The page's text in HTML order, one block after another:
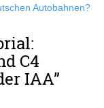
Autobahnen?
C4
IAA”